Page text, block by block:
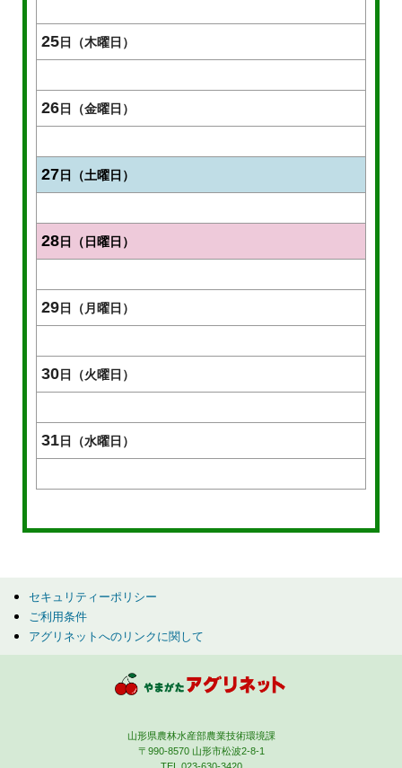
25日（木曜日）
26日（金曜日）
27日（土曜日）
28日（日曜日）
29日（月曜日）
30日（火曜日）
31日（水曜日）
セキュリティーポリシー
ご利用条件
アグリネットへのリンクに関して
山形県農林水産部農業技術環境課
〒990-8570 山形市松波2-8-1